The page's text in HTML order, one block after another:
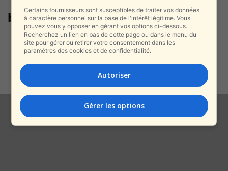
bateau-hôtel
Tragédie sur le Nil : une touriste
italienne tuée après la...
alxprss_sab - 23 décembre 2025
Certains fournisseurs sont susceptibles de traiter vos données
à caractère personnel sur la base de l'intérêt légitime. Vous
pouvez vous y opposer en gérant vos options ci-dessous.
Recherchez un lien en bas de cette page ou dans le menu du
site pour gérer ou retirer votre consentement dans les
paramètres des cookies et de confidentialité.
Autoriser
Gérer les options